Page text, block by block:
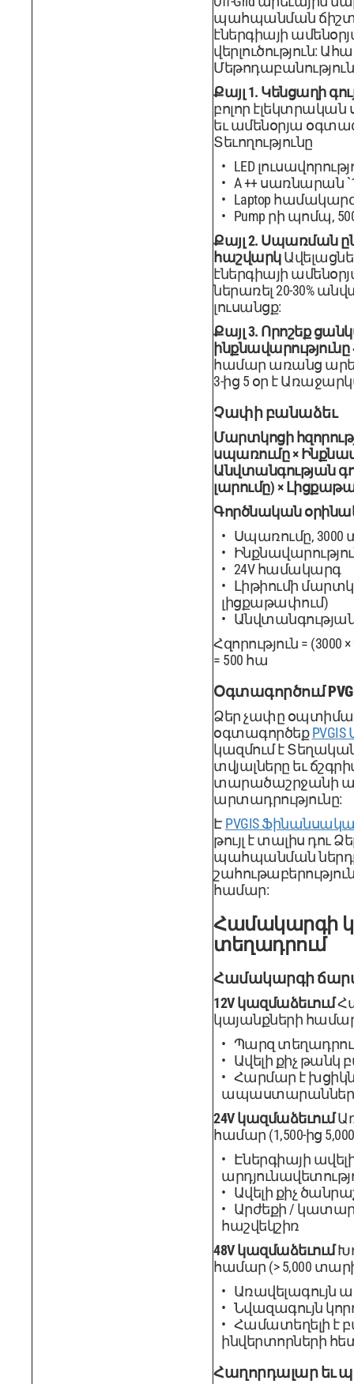
պահպանման ճիշտ
էներգիայի
վերլուծություն: Ահա
Քայլ 1. Կենցաղի
բոլոր էլեկտրական
եւ ամենօրյա
Տեւողությունը
LED
A ++ սառնարան
Laptop
Pump րի պոմպ,
Քայլ 2. Սպառման
հաշվարկ
էներգիայի
ներառել 20-30%
լուսանցք:
Քայլ 3. Որոշեք
ինքնավարությունը
համար առանց
3-ից 5 օր է
Չափի բանաձեւ
Մարտկոցի
սպառումը ×
Անվտանգության
լարումը) ×
Գործնական
Սպառումը, 3000
24V համակարգ
Լիթիումի
լիցքաթափում)
Անվտանգության
Հզորություն = (3000 ×
= 500 հա
Օգտագործում
Ձեր չափը
օգտագործեք
կազմում է
տվյալները եւ
տարածաշրջանի
արտադրությունը:
Է PVGIS
թույլ է տալիս դու
պահպանման
համար:
Համակարգի
տեղադրում
Համակարգի
12V կազմաձեւում
կայանքների համար
Պարզ
Ավելի քիչ թանկ
Հարմար է
24V կազմաձեւում
համար (1,500-ից
Էներգիայի
Ավելի քիչ
Արժեքի /
հաշվեկշիռ
48V կազմաձեւում
համար (> 5,000
Առավելագույն
Նվազագույն
Համատեղելի է
ինվերտորների
Հաղորդալար եւ